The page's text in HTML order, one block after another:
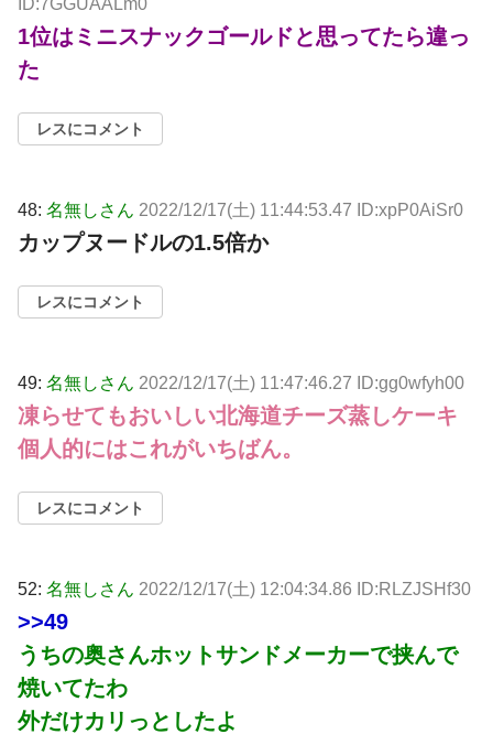
ID:7GGUAALm0
1位はミニスナックゴールドと思ってたら違っ
た
レスにコメント
48: 名無しさん 2022/12/17(土) 11:44:53.47 ID:xpP0AiSr0
カップヌードルの1.5倍か
レスにコメント
49: 名無しさん 2022/12/17(土) 11:47:46.27 ID:gg0wfyh00
凍らせてもおいしい北海道チーズ蒸しケーキ
個人的にはこれがいちばん。
レスにコメント
52: 名無しさん 2022/12/17(土) 12:04:34.86 ID:RLZJSHf30
>>49
うちの奥さんホットサンドメーカーで挟んで
焼いてたわ
外だけカリっとしたよ